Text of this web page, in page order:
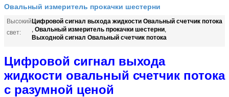
Овальный измеритель прокачки шестерни
Высокий
свет:
Цифровой сигнал выхода жидкости Овальный счетчик потока
, Овальный измеритель прокачки шестерни,
Выходной сигнал Овальный счетчик потока
Цифровой сигнал выхода
жидкости овальный счетчик потока
с разумной ценой